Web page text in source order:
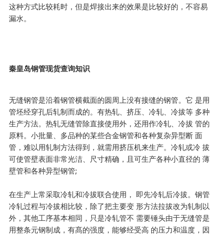
这种方式比较耗时，但是焊接出来的效果是比较好的，不容易
漏水。
秦皇岛钢管现货查询知识
无缝钢管是沿着钢管横截面的圆周上没有接缝的钢管。它 是用
管坯经穿孔后轧制而成的。有热轧、挤压、冷轧、冷拔等 多种
生产方法。热轧无缝管除直接使用外，还用作冷轧、冷拔 管的
原料。小批量、多品种的某些合金钢管和各种复杂异型断 面
管，难以用轧制方法得到，就需用挤压机来生产。冷轧或冷 拔
可使管壁表面非常光洁、尺寸精确，且可生产各种小直径的 薄
壁管和各种异型钢管;
在生产上常采取冷轧和冷拔联合使用， 即先冷轧后冷拔。钢管
冷轧过程与冷拔相比较，除了把主要变 形方法拉拔改为轧制以
外，其他工序基本相同，只是冷轧管不 需要锤头由于无缝管是
用整条元钢制成，有髙的强度，能够经受高 的压力和温度，因